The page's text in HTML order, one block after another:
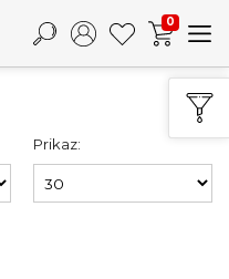
0
Prikaz: